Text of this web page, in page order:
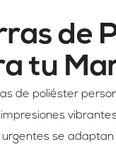
de
tu
de poliéster
se